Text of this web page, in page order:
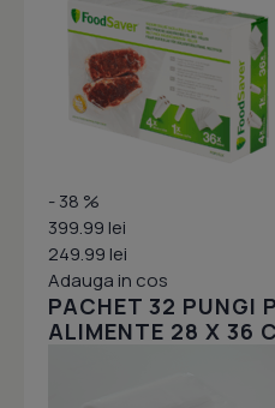
- 38 %
399.99 lei
249.99 lei
Adauga in cos
PACHET 32 PUNGI
ALIMENTE 28 X 36